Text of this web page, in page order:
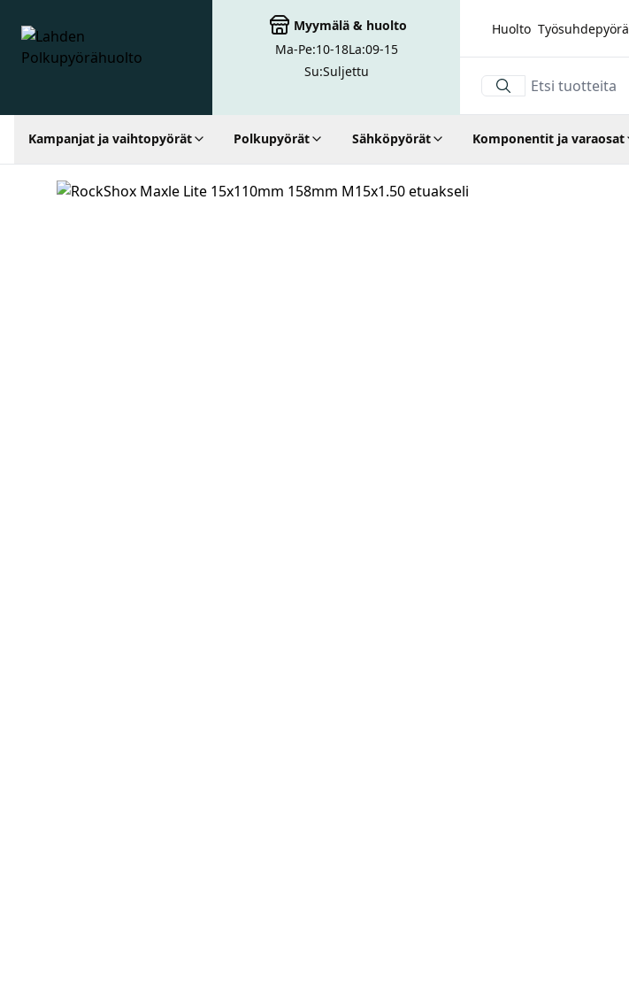
Lahden Polkupyörähuolto - etusivulle
Myymälä & huolto
Ma-Pe:10-18La:09-15
Su:Suljettu
Huolto Työsuhdepyörä
Hakutulokset
Kampanjat ja vaihtopyörät Polkupyörät Sähköpyörät Komponentit ja varaosat